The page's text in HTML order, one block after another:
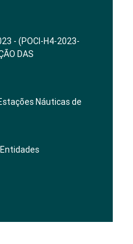
- (POCI-H4-2023-
DAS
Náuticas de